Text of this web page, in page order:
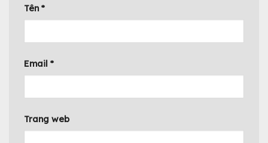
Tên *
Email *
Trang web